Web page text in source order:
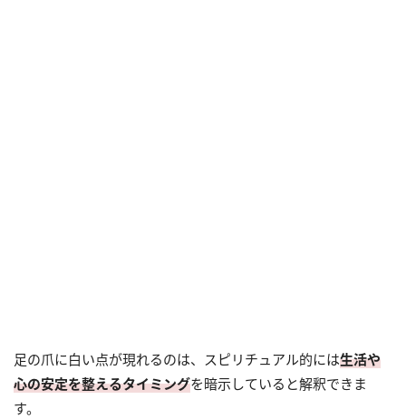
足の爪に白い点が現れるのは、スピリチュアル的には生活や
心の安定を整えるタイミングを暗示していると解釈できま
す。